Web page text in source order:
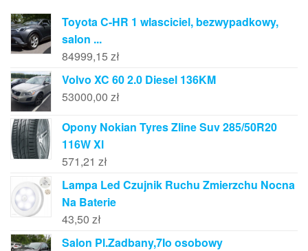
Toyota C-HR 1 wlasciciel, bezwypadkowy,
salon ...
84999,15 zł
Volvo XC 60 2.0 Diesel 136KM
53000,00 zł
Opony Nokian Tyres Zline Suv 285/50R20
116W Xl
571,21 zł
Lampa Led Czujnik Ruchu Zmierzchu Nocna
Na Baterie
43,50 zł
Salon Pl.Zadbany,7Io osobowy